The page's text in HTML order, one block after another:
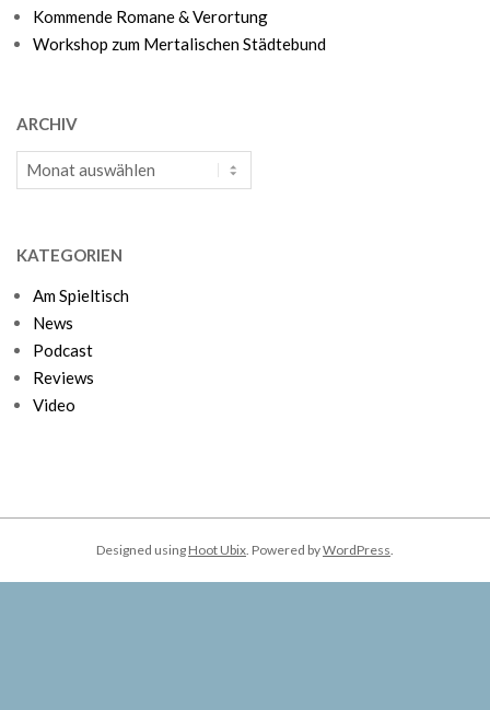
Kommende Romane & Verortung
Workshop zum Mertalischen Städtebund
ARCHIV
Archiv
KATEGORIEN
Am Spieltisch
News
Podcast
Reviews
Video
Designed using Hoot Ubix. Powered byWordPress.